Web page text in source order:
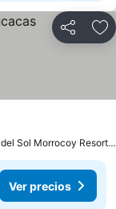
Compartir
a 12.0 km de: Islas del Sol Morrocoy Resort Chichiriviche
Ver precios